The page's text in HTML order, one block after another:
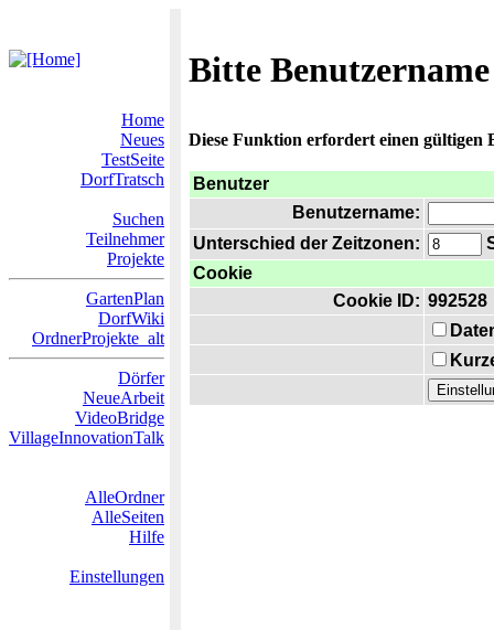
Bitte
Home
Neues
TestSeite
DorfTratsch
Suchen
Teilnehmer
Projekte
GartenPlan
DorfWiki
OrdnerProjekte_alt
Dörfer
NeueArbeit
VideoBridge
VillageInnovationTalk
AlleOrdner
AlleSeiten
Hilfe
Einstellungen
Diese Funktion erfordert einen gültigen
Benutzer
Benutzername:
Unterschied der Zeitzonen:
Cookie
Cookie ID: 992528